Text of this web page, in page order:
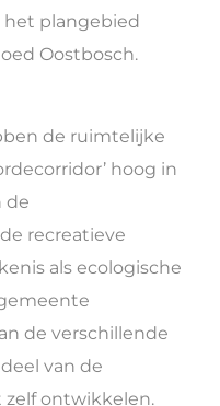
plangebied
Oostbosch.
de ruimtelijke
hoog in
de
recreatieve
als ecologische
de verschillende
van de
zelf ontwikkelen.